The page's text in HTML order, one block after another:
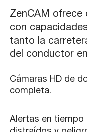
ZenCAM ofrece
con
tanto la
del conductor
Cámaras HD de
completa.
Alertas en tiempo